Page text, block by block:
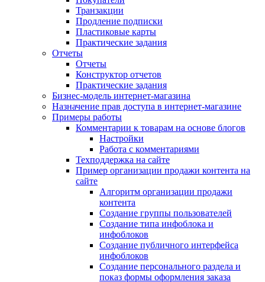
Транзакции
Продление подписки
Пластиковые карты
Практические задания
Отчеты
Отчеты
Конструктор отчетов
Практические задания
Бизнес-модель интернет-магазина
Назначение прав доступа в интернет-магазине
Примеры работы
Комментарии к товарам на основе блогов
Настройки
Работа с комментариями
Техподдержка на сайте
Пример организации продажи контента на
сайте
Алгоритм организации продажи
контента
Создание группы пользователей
Создание типа инфоблока и
инфоблоков
Создание публичного интерфейса
инфоблоков
Создание персонального раздела и
показ формы оформления заказа